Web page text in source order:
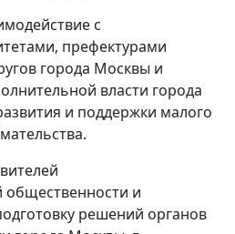
с
префектурами
города Москвы и
власти города
и поддержки малого
общественности и
решений органов